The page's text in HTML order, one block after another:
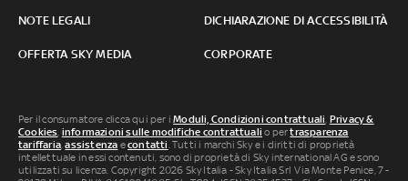
NOTE LEGALI DICHIARAZIONE DI ACCESSIBILITÀ
OFFERTA SKY MEDIA CORPORATE
Per il consumatore clicca qui per iModuli, Condizioni contrattuali, Privacy &
Cookies, informazioni sulle modifiche contrattuali o pertrasparenza
tariffaria,assistenza econtatti. Tutti i marchi Sky e i diritti di proprietà
intellettuale in essi contenuti, sono di proprietà di Sky international AG e sono
utilizzati su licenza. Copyright 2026 Sky Italia - Sky Italia Srl Via Monte Penice, 7 -